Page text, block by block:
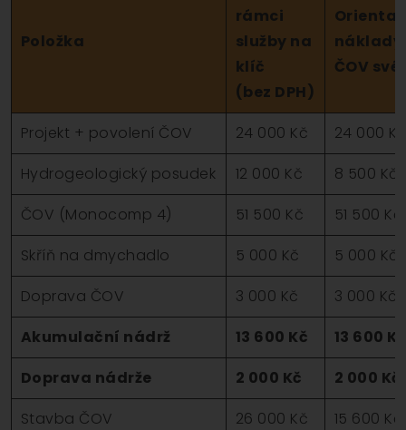
Položka
rámci
služby na
klíč
(bez DPH)
náklady
ČOV
Projekt + povolení ČOV 24 000 Kč
24 000
Hydrogeologický posudek
12 000 Kč
8 500 Kč
ČOV (Monocomp 4)
51 500 Kč
51 500 Kč
Skříň na dmychadlo
5 000 Kč
5 000 Kč
Doprava ČOV
3 000 Kč
3 000 Kč
Akumulační nádrž
13 600 Kč
13 600
Doprava nádrže
2 000 Kč
2 000 Kč
Stavba ČOV
26 000 Kč
15 600 Kč